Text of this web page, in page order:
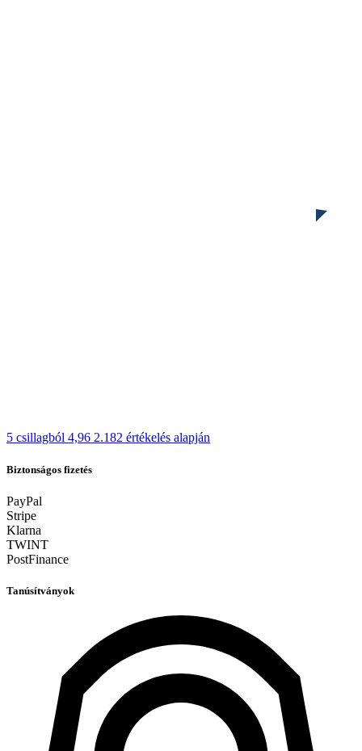
5 csillagból 4,96 2.182 értékelés alapján
Biztonságos fizetés
PayPal
Stripe
Klarna
TWINT
PostFinance
Tanúsítványok